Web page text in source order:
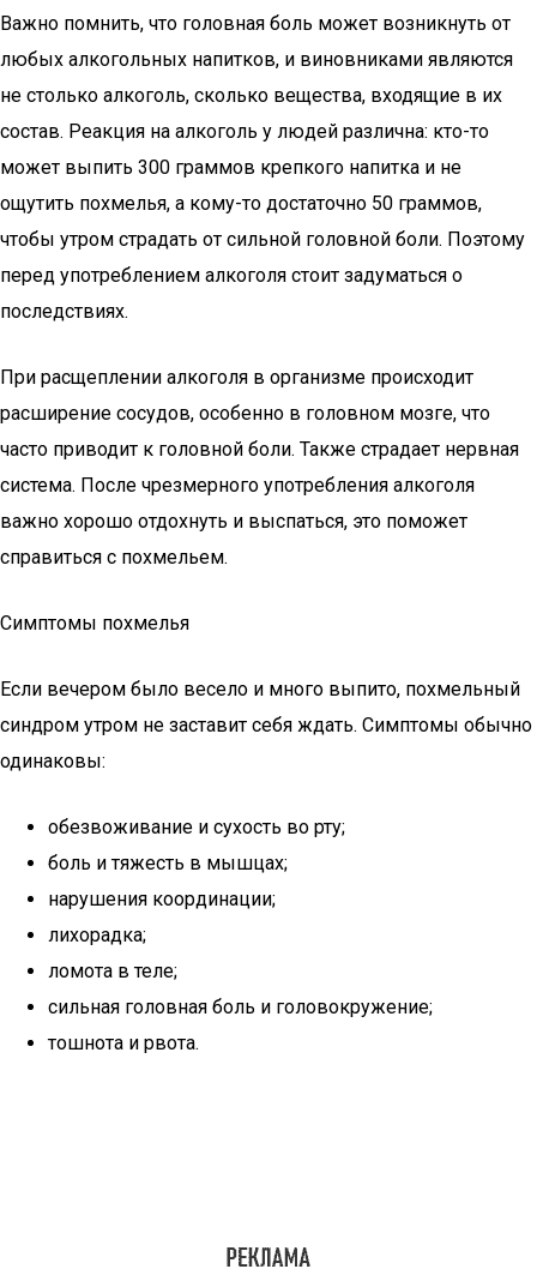
Важно помнить, что головная боль может возникнуть от
любых алкогольных напитков, и виновниками являются
не столько алкоголь, сколько вещества, входящие в их
состав. Реакция на алкоголь у людей различна: кто-то
может выпить 300 граммов крепкого напитка и не
ощутить похмелья, а кому-то достаточно 50 граммов,
чтобы утром страдать от сильной головной боли. Поэтому
перед употреблением алкоголя стоит задуматься о
последствиях.
При расщеплении алкоголя в организме происходит
расширение сосудов, особенно в головном мозге, что
часто приводит к головной боли. Также страдает нервная
система. После чрезмерного употребления алкоголя
важно хорошо отдохнуть и выспаться, это поможет
справиться с похмельем.
Симптомы похмелья
Если вечером было весело и много выпито, похмельный
синдром утром не заставит себя ждать. Симптомы обычно
одинаковы:
обезвоживание и сухость во рту;
боль и тяжесть в мышцах;
нарушения координации;
лихорадка;
ломота в теле;
сильная головная боль и головокружение;
тошнота и рвота.